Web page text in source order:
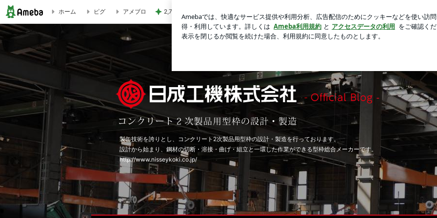
日成工機オフィシャルブログ
ホーム ピグ アメブロ 2,711万円で4LDKの広々とした物件
製缶技術を誇りとし、コンクリート2次製品用型枠の設計・製造を行っております。
設計から始まり、鋼材の切断・溶接・曲げ・組立と一環した作業ができる型枠総合メーカーです。
http://www.nisseykoki.co.jp/